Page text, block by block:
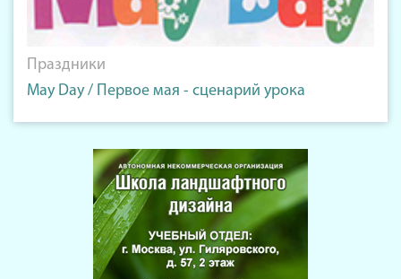
Праздники
May Day / Первое мая - сценарий урока